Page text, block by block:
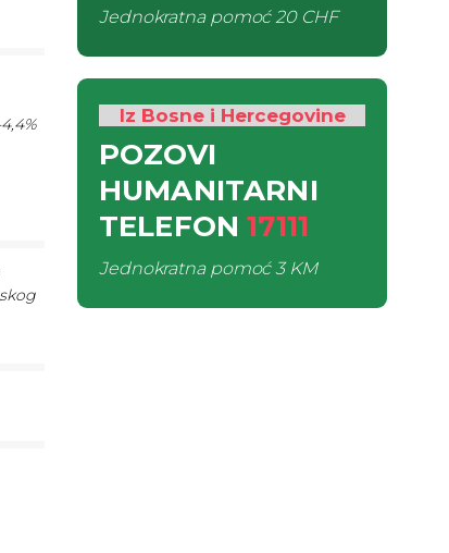
Jednokratna pomoć20 CHF
Iz Bosne i Hercegovine
POZOVI
HUMANITARNI
TELEFON 17111
Jednokratna pomoć3 KM